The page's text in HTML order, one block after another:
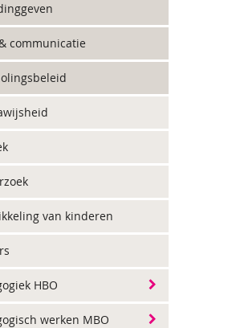
communicatie
van kinderen
HBO
werken MBO